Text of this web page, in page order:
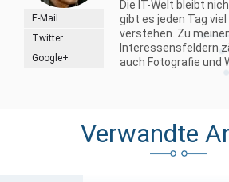
E-Mail
Twitter
Google+
Die IT-Welt bleibt
gibt es jeden Tag
verstehen. Zu
Interessensfeldern
auch Fotografie und
Verwandte